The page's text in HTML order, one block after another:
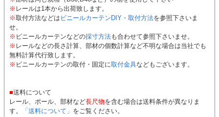
※ レールは1本から出荷致します。
※取付方法などは ビニールカーテンDIY・取付方法を参照下さいま
せ。
※ ビニールカーテンなどの採寸方法も合わせて参照下さいませ。
※ レールなどの長さ計算、部材の個数計算など不明な場合は当社でも
無料計算代行致します。
※ ビニールカーテンの取付・固定に取付金具などもございます。
■送料について
レール、ポール、部材など長尺物を含む場合は送料条件が異なりま
す。
「送料について」 をご覧ください。